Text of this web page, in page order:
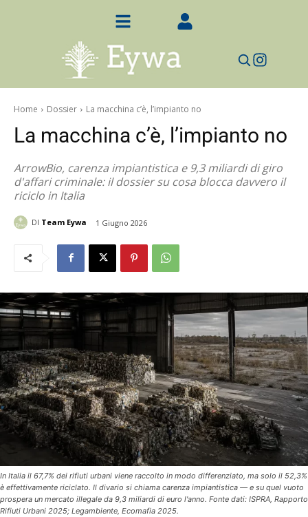
Home Dossier La macchina c’è, l’impianto no
La macchina c’è, l’impianto no
ArrowBio, carenza impiantistica e 9,3 miliardi di giro
d'affari criminale: il dossier su cosa blocca davvero il
riciclo in Italia
DI Team Eywa 1 Giugno 2026
In Italia il 67,7% dei rifiuti urbani viene raccolto in modo differenziato, ma solo il 52,3%
è effettivamente riciclato. Il divario si chiama carenza impiantistica — e su quel vuoto
prospera un mercato illegale da 9,3 miliardi di euro l'anno. Fonte dati: ISPRA, Rapporto
Rifiuti Urbani 2025; Legambiente, Ecomafia 2025.